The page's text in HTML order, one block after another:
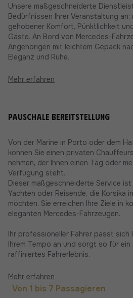
Unsere maßgeschneiderte
Bedürfnissen Ihrer Veranstaltung
gehobener Komfort, Pünktlichkeit
Gäste. An Bord von Mercedes-
Angehörigen mit leichtem Gepäck
Eleganz und Ruhe.
Mehr erfahren
Pauschale Bereitstellung
Von der Marine in Porto oder dem
können Sie einen privaten
nehmen, der Ihnen einen Tag oder
Verfügung steht.
Dieser maßgeschneiderte Service
Yachten oder Reisende, die Korsika
möchten. Sie erreichen Ihre Ziele in
eleganten Mercedes-Fahrzeugen.
Ihr professioneller Fahrer passt sich
Ihrem Tempo an und sorgt so für
raffiniertes Fahrerlebnis.
Mehr erfahren
Von 1 bis 7 Passagieren